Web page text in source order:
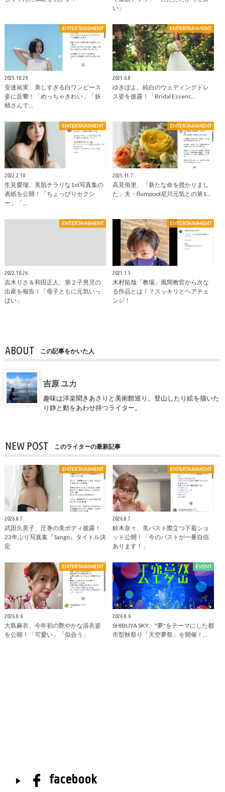
い」
ENTERTAINMENT
2025.10.29
安達祐実、美しすぎる白ワンピース
姿に反響！「めっちゃきれい」「妖
精さんで…
ENTERTAINMENT
2021.6.8
ゆきぽよ、純白のウェディングドレ
ス姿を披露！「Bridal Essenc…
ENTERTAINMENT
2022.2.10
生見愛瑠、美肌チラリな1st写真集の
表紙を公開！「ちょっぴりセクシ
ー」「…
ENTERTAINMENT
2025.11.7
高見侑里、「新たな命を授かりまし
た」夫・flumpool尼川元気との第1…
ENTERTAINMENT
2022.10.26
吉木りさ＆和田正人、第２子男児の
出産を報告！「母子ともに元気いっ
ぱい」
ENTERTAINMENT
2021.1.5
木村拓哉「教場」風間教官から次な
る作品とは！？スッキリとヘアチェ
ンジ！
ABOUT この記事をかいた人
吉原 ユカ
趣味は洋楽聞きあさりと美術館巡り。登山したり絵を描いた
り静と動をあわせ持つライター。
NEW POST このライターの最新記事
ENTERTAINMENT
2026.8.7
武田久美子、圧巻の美ボディ披露！
23年ぶり写真集『Sango』タイトル決
定
ENTERTAINMENT
2026.8.7
鈴木奈々、美バスト際立つ下着ショ
ット公開！「今のバストが一番自信
あります！」
ENTERTAINMENT
2026.8.6
大島麻衣、今年初の艶やかな浴衣姿
を公開！「可愛い」「似合う」
EVENT
2026.8.6
SHIBUYA SKY、"夢"をテーマにした都
市型秋祭り「天空夢祭」を開催！…
facebook